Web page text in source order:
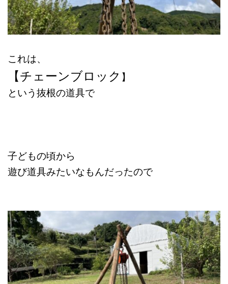
これは、
【チェーンブロック 】
という抜根の道具で
子どもの頃から
遊び道具みたいなもんだったので